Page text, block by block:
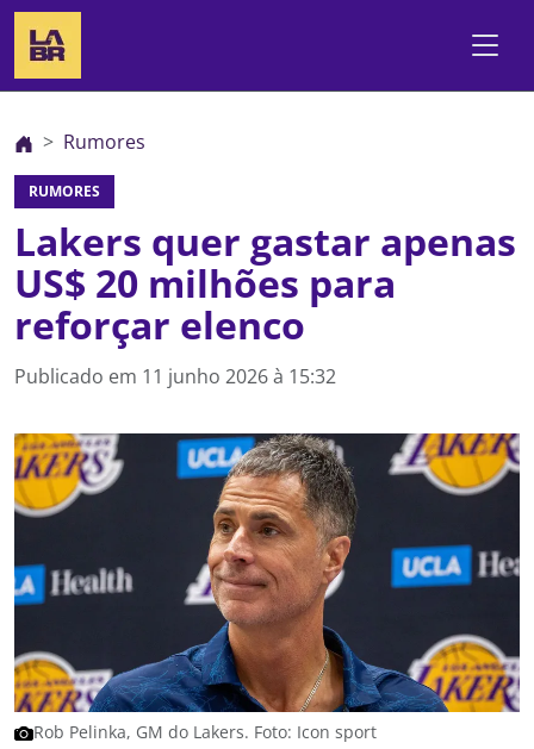
Rumores
RUMORES
Lakers quer gastar apenas
US$ 20 milhões para
reforçar elenco
Publicado em 11 junho 2026 à 15:32
Rob Pelinka, GM do Lakers. Foto: Icon sport